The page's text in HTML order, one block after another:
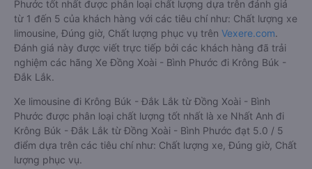
Phước tốt nhất được phân loại chất lượng dựa trên đánh giá
từ 1 đến 5 của khách hàng với các tiêu chí như: Chất lượng xe
limousine, Đúng giờ, Chất lượng phục vụ trên Vexere.com.
Đánh giá này được viết trực tiếp bởi các khách hàng đã trải
nghiệm các hãng Xe Đồng Xoài - Bình Phước đi Krông Búk -
Đắk Lắk.
Xe limousine đi Krông Búk - Đắk Lắk từ Đồng Xoài - Bình
Phước được phân loại chất lượng tốt nhất là xe Nhất Anh đi
Krông Búk - Đắk Lắk từ Đồng Xoài - Bình Phước đạt 5.0 / 5
điểm dựa trên các tiêu chí như: Chất lượng xe, Đúng giờ, Chất
lượng phục vụ.